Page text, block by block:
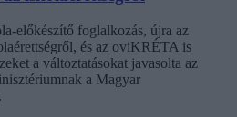
előkészítő foglalkozás, újra az
és az oviKRÉTA is
a változtatásokat javasolta az
a Magyar